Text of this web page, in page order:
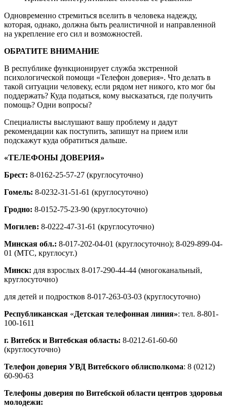
Одновременно стремиться вселить в человека надежду,
которая, однако, должна быть реалистичной и направленной
на укрепление его сил и возможностей.
ОБРАТИТЕ ВНИМАНИЕ
В республике функционирует служба экстренной
психологической помощи «Телефон доверия». Что делать в
такой ситуации человеку, если рядом нет никого, кто мог бы
поддержать? Куда податься, кому высказаться, где получить
помощь? Одни вопросы?
Специалисты выслушают вашу проблему и дадут
рекомендации как поступить, запишут на прием или
подскажут куда обратиться дальше.
«ТЕЛЕФОНЫ ДОВЕРИЯ»
Брест: 8-0162-25-57-27 (круглосуточно)
Гомель: 8-0232-31-51-61 (круглосуточно)
Гродно: 8-0152-75-23-90 (круглосуточно)
Могилев: 8-0222-47-31-61 (круглосуточно)
Минская обл.: 8-017-202-04-01 (круглосуточно); 8-029-899-04-
01 (МТС, круглосут.)
Минск: для взрослых 8-017-290-44-44 (многоканальный,
круглосуточно)
для детей и подростков 8-017-263-03-03 (круглосуточно)
Республиканская «Детская телефонная линия»: тел. 8-801-
100-1611
г. Витебск и Витебская область: 8-0212-61-60-60
(круглосуточно)
Телефон доверия УВД Витебского облисполкома: 8 (0212)
60-90-63
Телефоны доверия по Витебской области центров здоровья
молодежи: